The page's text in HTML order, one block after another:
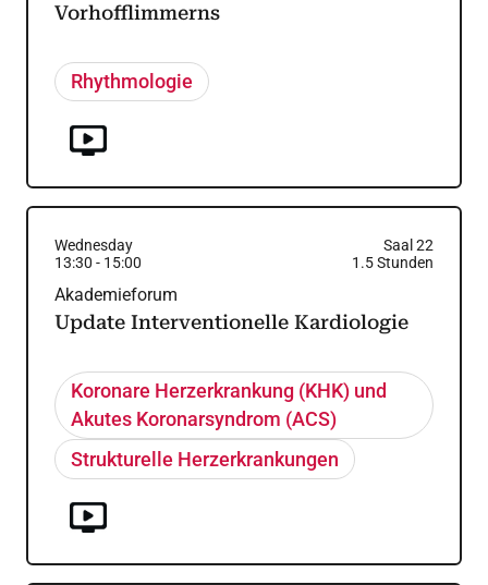
Vorhofflimmerns
Rhythmologie
Wednesday
Saal 22
13:30 - 15:00 1.5Stunden
Akademieforum
Update Interventionelle Kardiologie
Koronare Herzerkrankung (KHK) und
Akutes Koronarsyndrom (ACS)
Strukturelle Herzerkrankungen